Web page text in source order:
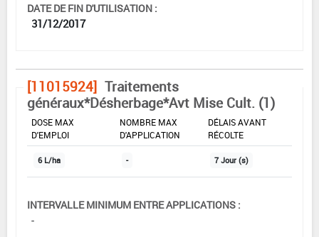
DATE DE FIN D'UTILISATION :
31/12/2017
[11015924] Traitements
généraux*Désherbage*Avt Mise Cult. (1)
DOSE MAX
D'EMPLOI
NOMBRE MAX
D'APPLICATION
DÉLAIS AVANT
RÉCOLTE
6 L/ha - 7 Jour (s)
INTERVALLE MINIMUM ENTRE APPLICATIONS :
-